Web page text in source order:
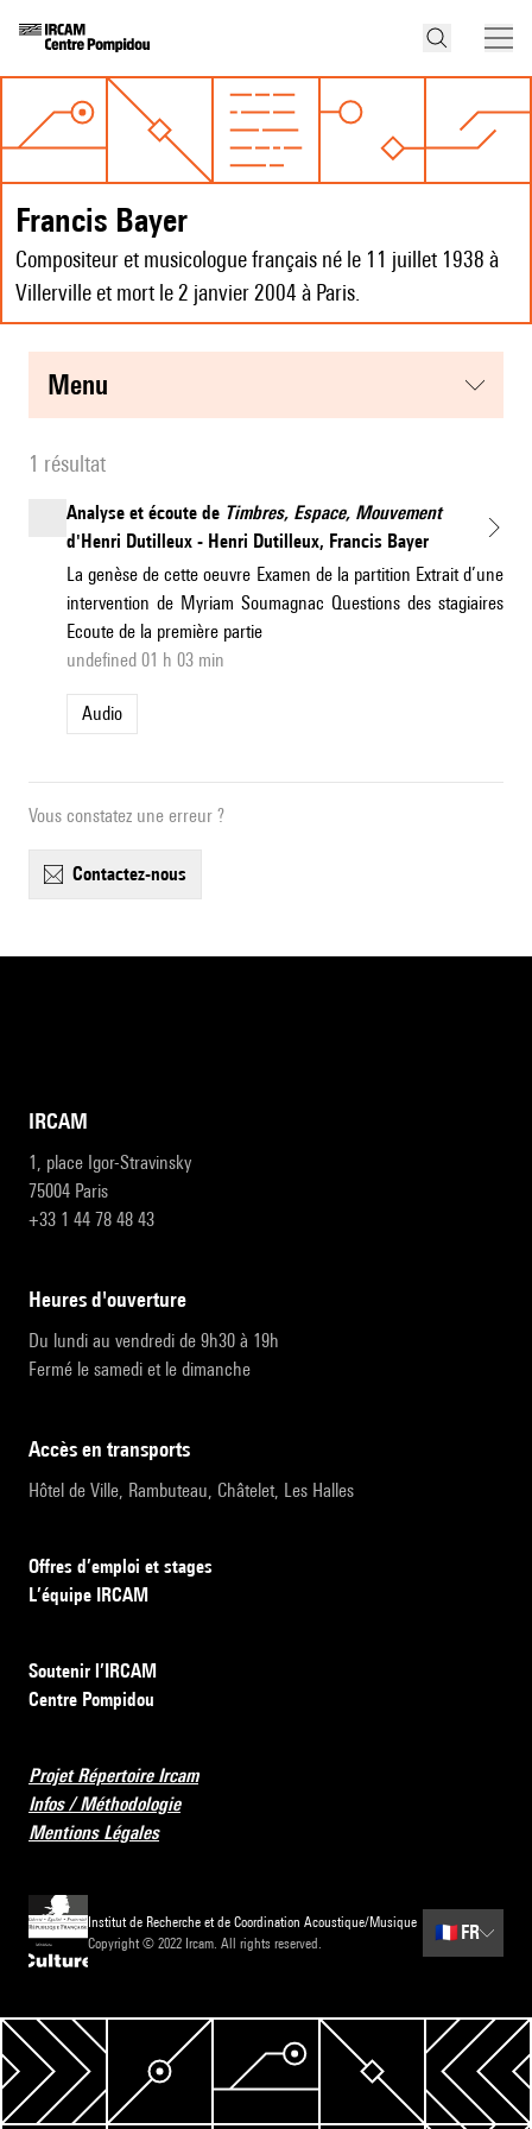
Francis Bayer
Compositeur et musicologue français né le 11 juillet 1938 à
Villerville et mort le 2 janvier 2004 à Paris.
menu
1 résultat
Analyse et écoute de Timbres, Espace, Mouvement
d'Henri Dutilleux - Henri Dutilleux, Francis Bayer
La genèse de cette oeuvre Examen de la partition Extrait d’une
intervention de Myriam Soumagnac Questions des stagiaires
Ecoute de la première partie
undefined 01 h 03 min
Audio
Vous constatez une erreur ?
contactez-nous
IRCAM
1, place Igor-Stravinsky
75004 Paris
+33 1 44 78 48 43
heures d'ouverture
Du lundi au vendredi de 9h30 à 19h
Fermé le samedi et le dimanche
accès en transports
Hôtel de Ville, Rambuteau, Châtelet, Les Halles
Offres d’emploi et stages
L’équipe IRCAM
Soutenir l’IRCAM
Centre Pompidou
Projet Répertoire Ircam
Infos / Méthodologie
Mentions Légales
Institut de Recherche et de Coordination Acoustique/Musique
Copyright © 2022 Ircam. All rights reserved.
🇫🇷 FR